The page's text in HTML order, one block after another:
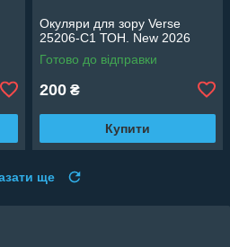
Окуляри для зору Verse
25206-C1 ТОН. New 2026
Готово до відправки
200 ₴
Купити
ще